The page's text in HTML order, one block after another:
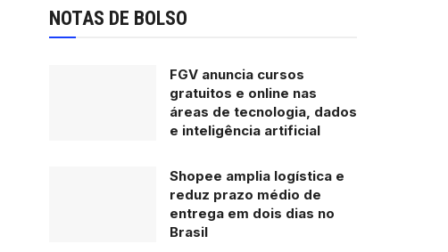
NOTAS DE BOLSO
FGV anuncia cursos
gratuitos e online nas
áreas de tecnologia, dados
e inteligência artificial
Shopee amplia logística e
reduz prazo médio de
entrega em dois dias no
Brasil